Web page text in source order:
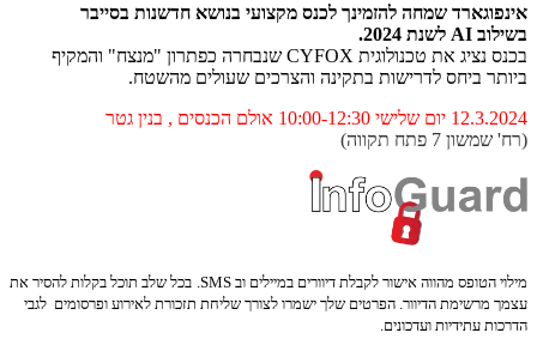
אינפוגארד שמחה להזמינך לכנס מקצועי בנושא חדשנות בסייבר
בשילוב AI לשנת 2024.
בכנס נציג את טכנולוגית CYFOX שנבחרה כפתרון "מנצח" והמקיף
ביותר ביחס לדרישות בתקינה והצרכים שעולים מהשטח.
12.3.2024 יום שלישי 10:00-12:30
אולם הכנסים , בנין גטר
(רח' שמשון 7 פתח תקווה)
מילוי הטופס מהווה אישור לקבלת דיוורים במיילים וב SMS.
בכל שלב תוכל בקלות להסיר את
עצמך מרשימת הדיוור. הפרטים שלך ישמרו לצורך שליחת תזכורת לאירוע ופרסומים לגבי
הדרכות עתידיות ועדכונים.